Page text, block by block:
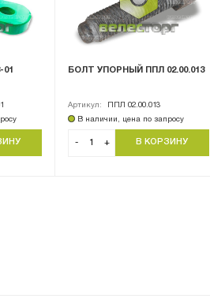
БОЛТ УПОРНЫЙ ППЛ 02.00.013
Артикул:
ППЛ 02.00.013
В наличии, цена по запросу
- +